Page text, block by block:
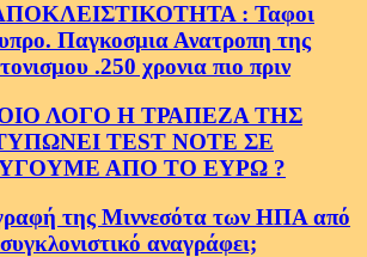
: Ταφοι
Παγκοσμια Ανατροπη της
.250 χρονια πιο πριν
ΛΟΓΟ Η ΤΡΑΠΕΖΑ ΤΗΣ
TEST NOTE ΣΕ
ΑΠΟ ΤΟ ΕΥΡΩ ?
της Μιννεσότα των ΗΠΑ από
αναγράφει;